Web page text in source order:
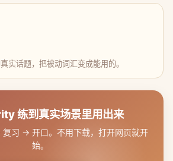
实话题，把被动词汇变成能用的。
练到真实场景里用出来
习 → 开口。不用下载，打开网页就开
始。